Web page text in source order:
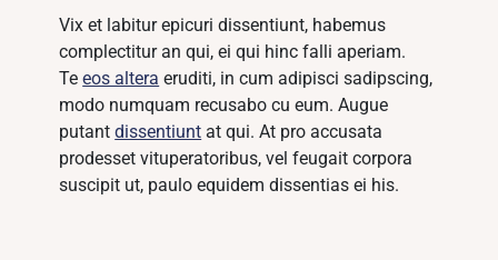
Vix et labitur epicuri dissentiunt, habemus
complectitur an qui, ei qui hinc falli aperiam.
Teeos altera eruditi, in cum adipisci sadipscing,
modo numquam recusabo cu eum. Augue
putantdissentiunt at qui. At pro accusata
prodesset vituperatoribus, vel feugait corpora
suscipit ut, paulo equidem dissentias ei his.